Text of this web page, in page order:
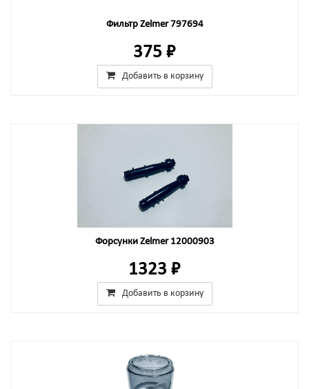
Фильтр Zelmer 797694
375 ₽
Добавить в корзину
Форсунки Zelmer 12000903
1323 ₽
Добавить в корзину